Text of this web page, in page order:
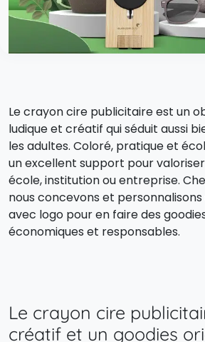
Le crayon cire publicitaire est un
ludique et créatif qui séduit aussi
les adultes. Coloré, pratique et
un excellent support pour
école, institution ou entreprise.
nous concevons et
avec logo pour en faire des
économiques et responsables.
Le crayon cire
créatif et un goodies